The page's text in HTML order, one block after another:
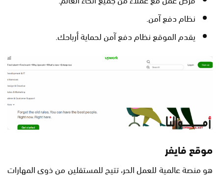
نظام دفع آمن.
يقدم الموقع نظام دفع آمن لحماية أرباحك.
موقع فايفر
هو منصة عالمية للعمل الحر، تتيح للمستقلين من ذوي المهارات